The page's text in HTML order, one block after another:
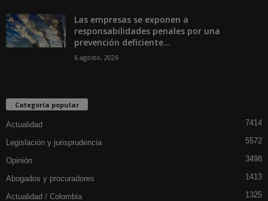
Las empresas se exponen a
responsabilidades penales por una
prevención deficiente...
6 agosto, 2026
Categoría popular
Actualidad 7414
Legislación y jurisprudencia 5572
Opinión 3498
Abogados y procuradores 1413
Actualidad / Colombia 1325